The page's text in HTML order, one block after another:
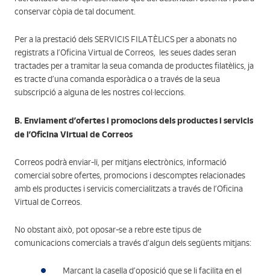
conservar còpia de tal document.
Per a la prestació dels SERVICIS FILATÈLICS per a abonats no
registrats a l’Oficina Virtual de Correos, les seues dades seran
tractades per a tramitar la seua comanda de productes filatèlics, ja
es tracte d’una comanda esporàdica o a través de la seua
subscripció a alguna de les nostres col·leccions.
B. Enviament d’ofertes i promocions dels productes i servicis
de l’Oficina Virtual de Correos
Correos podrà enviar-li, per mitjans electrònics, informació
comercial sobre ofertes, promocions i descomptes relacionades
amb els productes i servicis comercialitzats a través de l’Oficina
Virtual de Correos.
No obstant això, pot oposar-se a rebre este tipus de
comunicacions comercials a través d’algun dels següents mitjans:
Marcant la casella d’oposició que se li facilita en el